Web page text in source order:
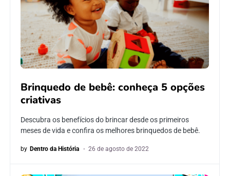
Brinquedo de bebê: conheça 5 opções
criativas
Descubra os benefícios do brincar desde os primeiros
meses de vida e confira os melhores brinquedos de bebê.
by Dentro da História 26 de agosto de 2022